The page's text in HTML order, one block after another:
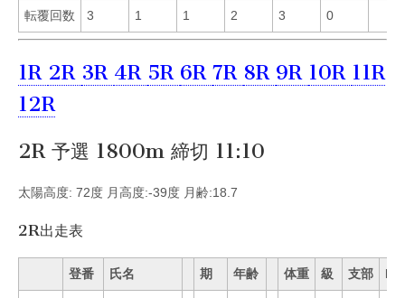
転覆回数 3 1 1 2 3 0
1R 2R 3R 4R 5R 6R 7R 8R 9R 10R 11R
12R
2R 予選 1800m 締切 11:10
太陽高度: 72度 月高度:-39度 月齢:18.7
2R出走表
登番 氏名 期 年齢 体重 級 支部 Mo